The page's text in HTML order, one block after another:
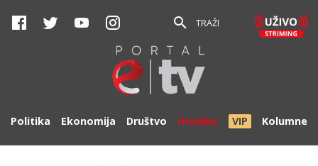
TRAŽI
Politika Ekonomija Društvo Hronika VIP Kolumne